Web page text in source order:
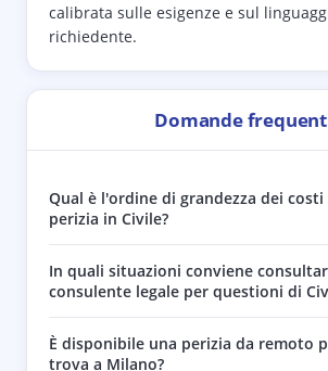
calibrata sulle esigenze e sul
richiedente.
Domande
Qual è l'ordine di grandezza dei costi
perizia in Civile?
In quali situazioni conviene
consulente legale per questioni di
È disponibile una perizia da remoto
trova a Milano?